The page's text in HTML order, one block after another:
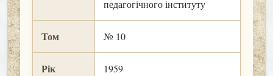
педагогічного інституту
Том № 10
Рік
1959